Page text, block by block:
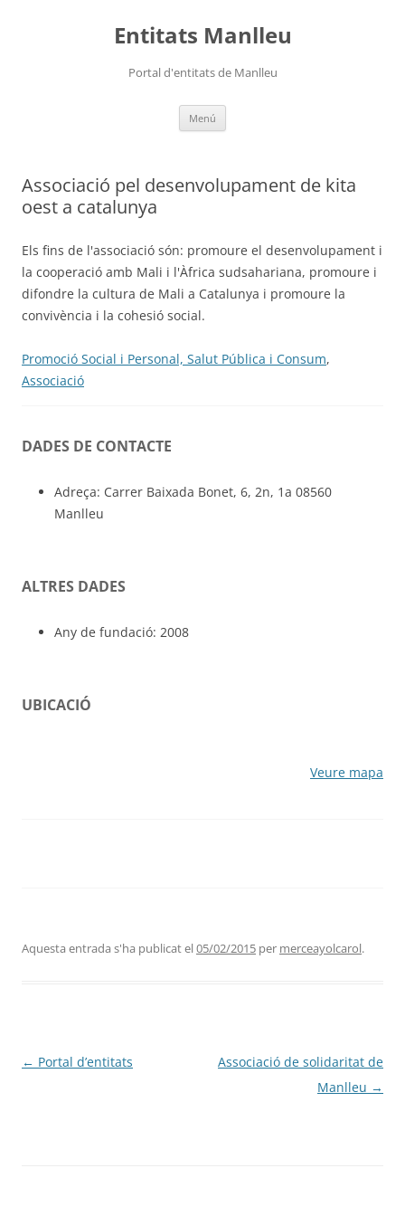
Entitats Manlleu
Portal d'entitats de Manlleu
Menú
Associació pel desenvolupament de kita
oest a catalunya
Els fins de l'associació són: promoure el desenvolupament i
la cooperació amb Mali i l'Àfrica sudsahariana, promoure i
difondre la cultura de Mali a Catalunya i promoure la
convivència i la cohesió social.
Promoció Social i Personal, Salut Pública i Consum,
Associació
DADES DE CONTACTE
Adreça: Carrer Baixada Bonet, 6, 2n, 1a 08560
Manlleu
ALTRES DADES
Any de fundació: 2008
UBICACIÓ
Veure mapa
Aquesta entrada s'ha publicat el05/02/2015 per merceayolcarol.
Navegació
← Portal d’entitats
Associació de solidaritat de
Manlleu →